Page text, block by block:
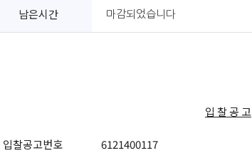
남은시간 마감되었습니다
입 찰 공 고
입찰공고번호
6121400117